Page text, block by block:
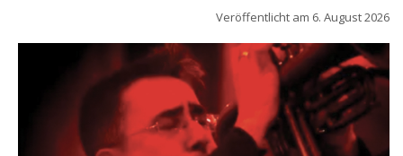
Veröffentlicht am 6. August 2026